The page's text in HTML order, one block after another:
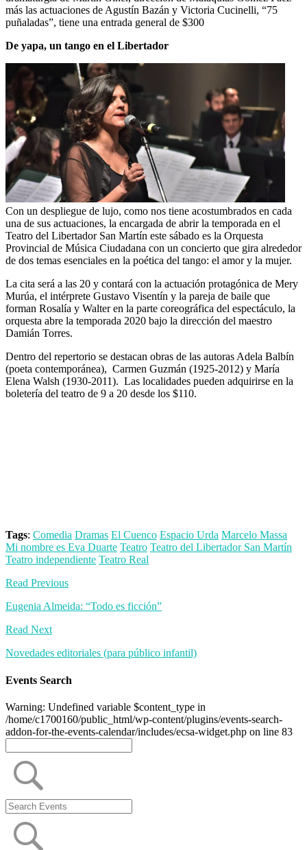
más las actuaciones de Agustín Bazán y Victoria Cucinelli, “75
puñaladas”, tiene una entrada general de $300
De yapa, un tango en el Libertador
Con un despliegue de lujo, como nos tiene acostumbrados en cada
una de sus actuaciones, la encargada de abrir la temporada en el
Teatro del Libertador San Martín este sábado es la Orquesta
Provincial de Música Ciudadana con un concierto que gira alrededor
de dos temas esenciales en la poética del tango: el amor y la mujer.
La cita será a las 20 y contará con la actuación protagónica de Mery
Murúa, el intérprete Gustavo Visentín y la pareja de baile que
forman Rosalía y Walter en la parte coreográfica del espectáculo, la
orquesta abre la temporada 2020 bajo la dirección del maestro
Damián Torres.
Dentro del repertorio se destacan obras de las autoras Adela Balbín
(poeta contemporánea), Carmen Guzmán (1925-2012) y María
Elena Walsh (1930-2011). Las localidades pueden adquirirse en la
boletería del teatro de 9 a 20 desde los $110.
Tags: Comedia Dramas El Cuenco Espacio Urda Marcelo Massa
Mi nombre es Eva Duarte Teatro Teatro del Libertador San Martín
Teatro independiente Teatro Real
Read Previous
Eugenia Almeida: “Todo es ficción”
Read Next
Novedades editoriales (para público infantil)
Events Search
Warning: Undefined variable $content_type in
/home/c1700160/public_html/wp-content/plugins/events-search-
addon-for-the-events-calendar/includes/ecsa-widget.php on line 83